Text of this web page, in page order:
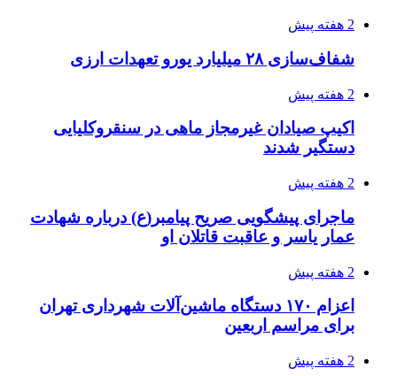
2 هفته پیش
شفاف‌سازی ۲۸ میلیارد یورو تعهدات ارزی
2 هفته پیش
اکیپ صیادان غیرمجاز ماهی در سنقروکلیایی
دستگیر شدند
2 هفته پیش
ماجرای پیشگویی صریح پیامبر(ع) درباره شهادت
عمار یاسر و عاقبت قاتلان او
2 هفته پیش
اعزام ۱۷۰ دستگاه ماشین‌آلات شهرداری تهران
برای مراسم اربعین
2 هفته پیش